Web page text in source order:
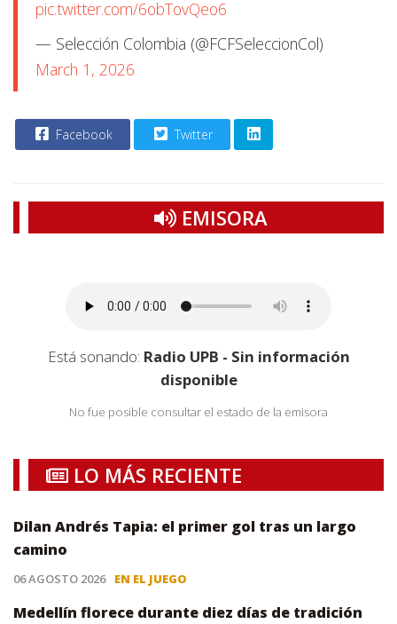
pic.twitter.com/6obTovQeo6
— Selección Colombia (@FCFSeleccionCol)
March 1, 2026
Facebook Twitter
EMISORA
Está sonando: Radio UPB - Sin información
disponible
No fue posible consultar el estado de la emisora
LO MÁS RECIENTE
Dilan Andrés Tapia: el primer gol tras un largo
camino
06 AGOSTO 2026 EN EL JUEGO
Medellín florece durante diez días de tradición